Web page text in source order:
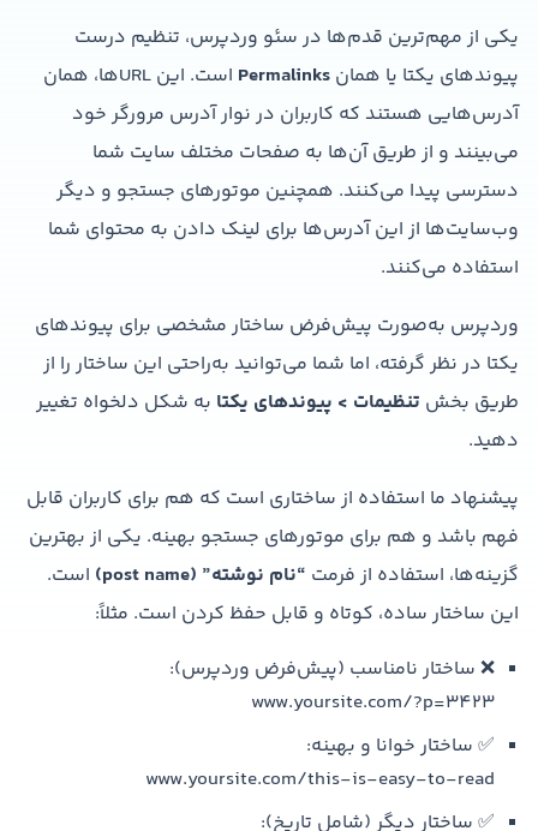
یکی از مهم‌ترین قدم‌ها در سئو وردپرس، تنظیم درست
پیوندهای یکتا یا همان Permalinks
است. این URL‌ها، همان
آدرس‌هایی هستند که کاربران در نوار آدرس مرورگر خود
می‌بینند و از طریق آن‌ها به صفحات مختلف سایت شما
دسترسی پیدا می‌کنند. همچنین موتورهای جستجو و دیگر
وب‌سایت‌ها از این آدرس‌ها برای لینک دادن به محتوای شما
استفاده می‌کنند.
وردپرس به‌صورت پیش‌فرض ساختار مشخصی برای پیوندهای
یکتا در نظر گرفته، اما شما می‌توانید به‌راحتی این ساختار را از
طریق بخش تنظیمات > پیوندهای یکتا به شکل دلخواه تغییر
دهید.
پیشنهاد ما استفاده از ساختاری است که هم برای کاربران قابل
فهم باشد و هم برای موتورهای جستجو بهینه. یکی از بهترین
گزینه‌ها، استفاده از فرمت “نام نوشته” (post name)
است.
این ساختار ساده، کوتاه و قابل حفظ کردن است. مثلاً:
❌ ساختار نامناسب (پیش‌فرض وردپرس):
www.yoursite.com/?p=3423
✅ ساختار خوانا و بهینه:
www.yoursite.com/this-is-easy-to-read
✅ ساختار دیگر (شامل تاریخ):